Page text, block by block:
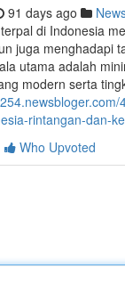
91 days ago
di Indonesia
juga menghadapi
utama adalah
modern serta
rintangan-dan-
Who Upvoted